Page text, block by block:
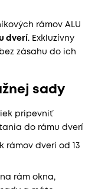
rámov ALU
dverí. Exkluzívny
zásahu do ich
sady
pripevniť
do rámu dverí
rámov dverí od 13
rám okna,